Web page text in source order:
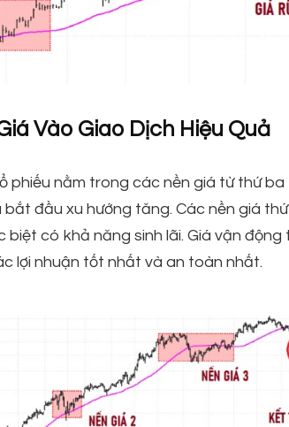
Vào Giao Dịch Hiệu Quả
phiếu nằm trong các nền giá từ thứ
đầu xu hướng tăng. Các nền giá
có khả năng sinh lãi. Giá vận
lợi nhuận tốt nhất và an toàn nhất.